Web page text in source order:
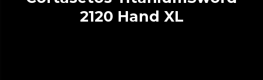
2120 Hand XL